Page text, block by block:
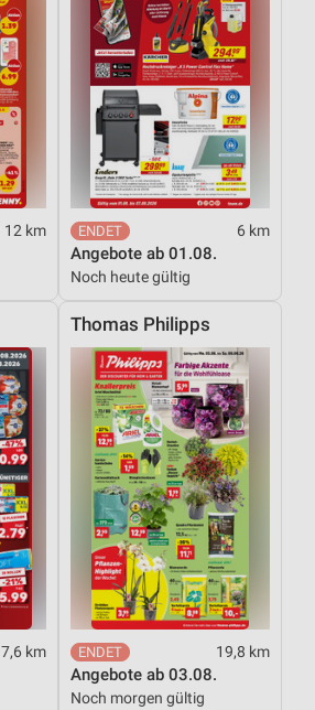
12 km 6 km
Angebote ab 01.08.
Noch heute gültig
7,6 km
Thomas Philipps
19,8 km
Angebote ab 03.08.
Noch morgen gültig